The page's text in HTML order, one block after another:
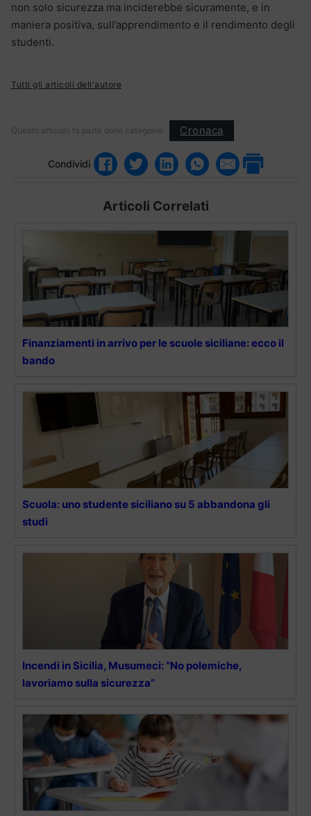
non solo sicurezza ma inciderebbe sicuramente, e in
maniera positiva, sull’apprendimento e il rendimento degli
studenti.
Tutti gli articoli dell'autore
Questo articolo fa parte delle categorie: Cronaca
Condividi
Articoli Correlati
Finanziamenti in arrivo per le scuole siciliane: ecco il
bando
Scuola: uno studente siciliano su 5 abbandona gli
studi
Incendi in Sicilia, Musumeci: “No polemiche,
lavoriamo sulla sicurezza”